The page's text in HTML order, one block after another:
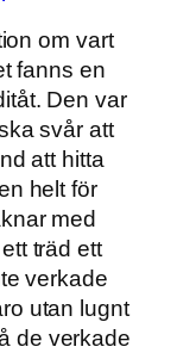
om vart
fanns en
Den var
svår att
att hitta
helt för
med
träd ett
verkade
utan lugnt
de verkade